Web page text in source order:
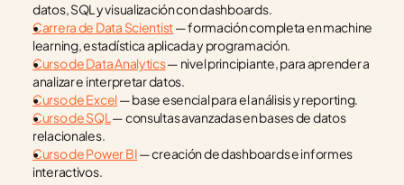
datos, SQL y visualización con dashboards.
Carrera de Data Scientist — formación completa en machine
learning, estadística aplicada y programación.
Curso de Data Analytics — nivel principiante, para aprender a
analizar e interpretar datos.
Curso de Excel — base esencial para el análisis y reporting.
Curso de SQL — consultas avanzadas en bases de datos
relacionales.
Curso de Power BI — creación de dashboards e informes
interactivos.